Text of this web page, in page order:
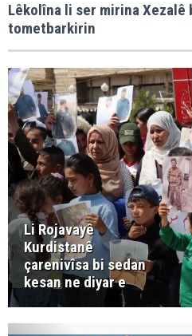
Lêkolîna li ser mirina Xezalê
tometbarkirin
Li Rojavayê
Kurdistanê
çarenivîsa bi sedan
kesan ne diyar e